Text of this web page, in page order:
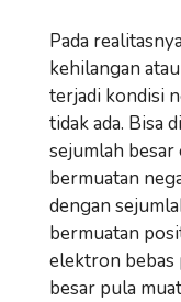
Pada
kehilangan
terjadi kondisi
tidak ada. Bisa
sejumlah
bermuatan
dengan
bermuatan
elektron bebas
besar pula